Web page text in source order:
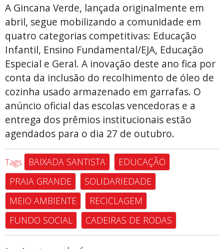
A Gincana Verde, lançada originalmente em
abril, segue mobilizando a comunidade em
quatro categorias competitivas: Educação
Infantil, Ensino Fundamental/EJA, Educação
Especial e Geral. A inovação deste ano fica por
conta da inclusão do recolhimento de óleo de
cozinha usado armazenado em garrafas. O
anúncio oficial das escolas vencedoras e a
entrega dos prêmios institucionais estão
agendados para o dia 27 de outubro.
Tags BAIXADA SANTISTA
EDUCAÇÃO
PRAIA GRANDE
SOLIDARIEDADE
MEIO AMBIENTE
RECICLAGEM
FUNDO SOCIAL
CADEIRAS DE RODAS